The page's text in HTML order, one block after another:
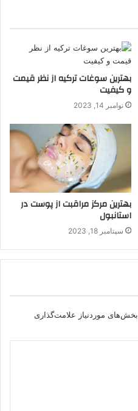
بهترین سوغات ترکیه از نظر قیمت
و کیفیت
نوامبر 14, 2023
بهترین مرکز مراقبت از پوست در
استانبول
سپتامبر 18, 2023
بخش‌های موردنیاز علامت‌گذاری